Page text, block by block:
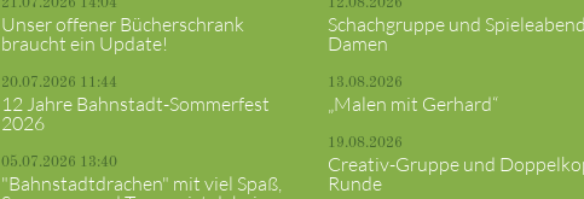
21.07.2026 14:04
Unser offener Bücherschrank
braucht ein Update!
20.07.2026 11:44
12 Jahre Bahnstadt-Sommerfest
2026
05.07.2026 13:40
"Bahnstadtdrachen" mit viel Spaß,
12.08.2026
Schachgruppe und Spieleabend
Damen
13.08.2026
„Malen mit Gerhard“
19.08.2026
Creativ-Gruppe und
Runde